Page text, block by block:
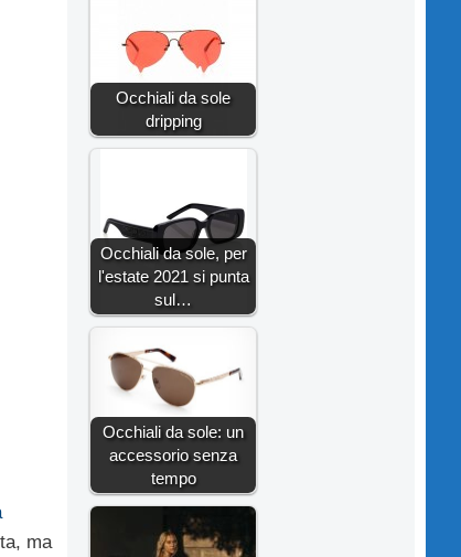
ma
Occhiali da sole
dripping
Occhiali da sole, per
l'estate 2021 si punta
sul…
Occhiali da sole: un
accessorio senza
tempo